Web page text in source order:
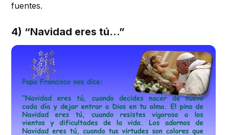
fuentes.
4) “Navidad eres tú…”